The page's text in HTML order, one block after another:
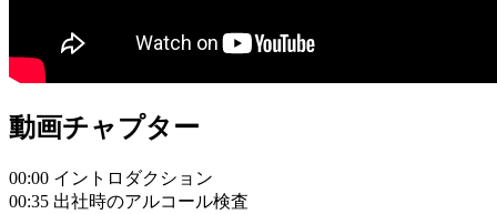
動画チャプター
00:00 イントロダクション
00:35 出社時のアルコール検査